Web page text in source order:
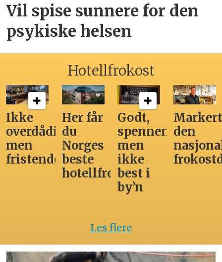
Vil spise sunnere for den
psykiske helsen
Hotellfrokost
Ikke
overdådig,
men
fristende
Her får
du
Norges
beste
hotellfrokost
Godt,
spennende,
men
ikke
best i
by’n
den
Les flere